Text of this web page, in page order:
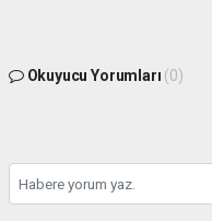
Okuyucu Yorumları (0)